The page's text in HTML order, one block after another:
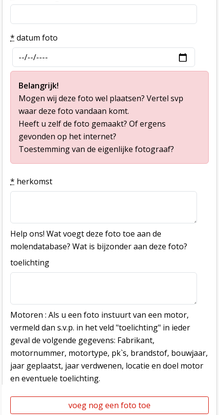
* datum foto
Belangrijk!
Mogen wij deze foto wel plaatsen? Vertel svp
waar deze foto vandaan komt.
Heeft u zelf de foto gemaakt? Of ergens
gevonden op het internet?
Toestemming van de eigenlijke fotograaf?
* herkomst
Help ons! Wat voegt deze foto toe aan de
molendatabase? Wat is bijzonder aan deze foto?
toelichting
Motoren : Als u een foto instuurt van een motor,
vermeld dan s.v.p. in het veld "toelichting" in ieder
geval de volgende gegevens: Fabrikant,
motornummer, motortype, pk`s, brandstof, bouwjaar,
jaar geplaatst, jaar verdwenen, locatie en doel motor
en eventuele toelichting.